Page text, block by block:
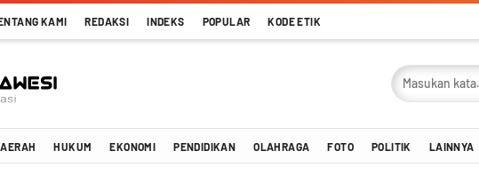
KAMI REDAKSI INDEKS POPULAR KODE ETIK
HUKUM EKONOMI PENDIDIKAN OLAHRAGA FOTO POLITIK LAINNYA